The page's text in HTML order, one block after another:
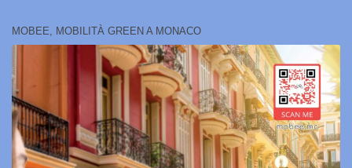
MOBEE, MOBILITÀ GREEN A MONACO